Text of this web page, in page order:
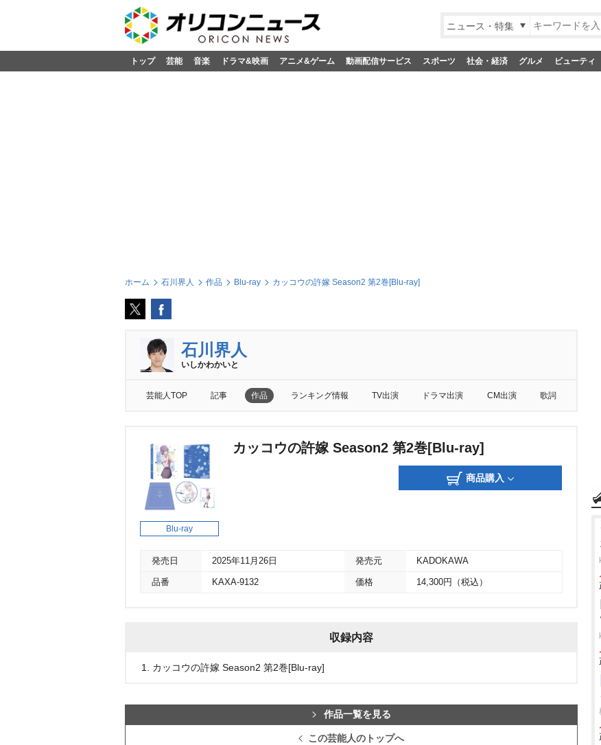
ニュース・特集
トップ 芸能 音楽 ドラマ&映画 アニメ&ゲーム 動画配信サービス スポーツ 社会・経済 グルメ ビューティ
ホーム 石川界人 作品 Blu-ray カッコウの許嫁 Season2 第2巻[Blu-ray]
石川界人
いしかわかいと
芸能人TOP 記事 作品 ランキング情報 TV出演 ドラマ出演 CM出演 歌詞
Blu-ray
カッコウの許嫁 Season2 第2巻[Blu-ray]
商品購入
発売日 2025年11月26日 発売元 KADOKAWA
品番 KAXA-9132 価格 14,300円（税込）
収録内容
1. カッコウの許嫁 Season2 第2巻[Blu-ray]
作品一覧を見る
この芸能人のトップへ